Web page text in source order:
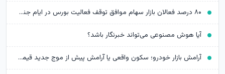
۸۰ درصد فعالان بازار سهام موافق توقف فعالیت بورس در ایام جنگ بودند
آیا هوش مصنوعی می‌تواند خبرنگار باشد؟
آرامش بازار خودرو؛ سکون واقعی یا آرامش پیش از موج جدید قیمت‌ها؟